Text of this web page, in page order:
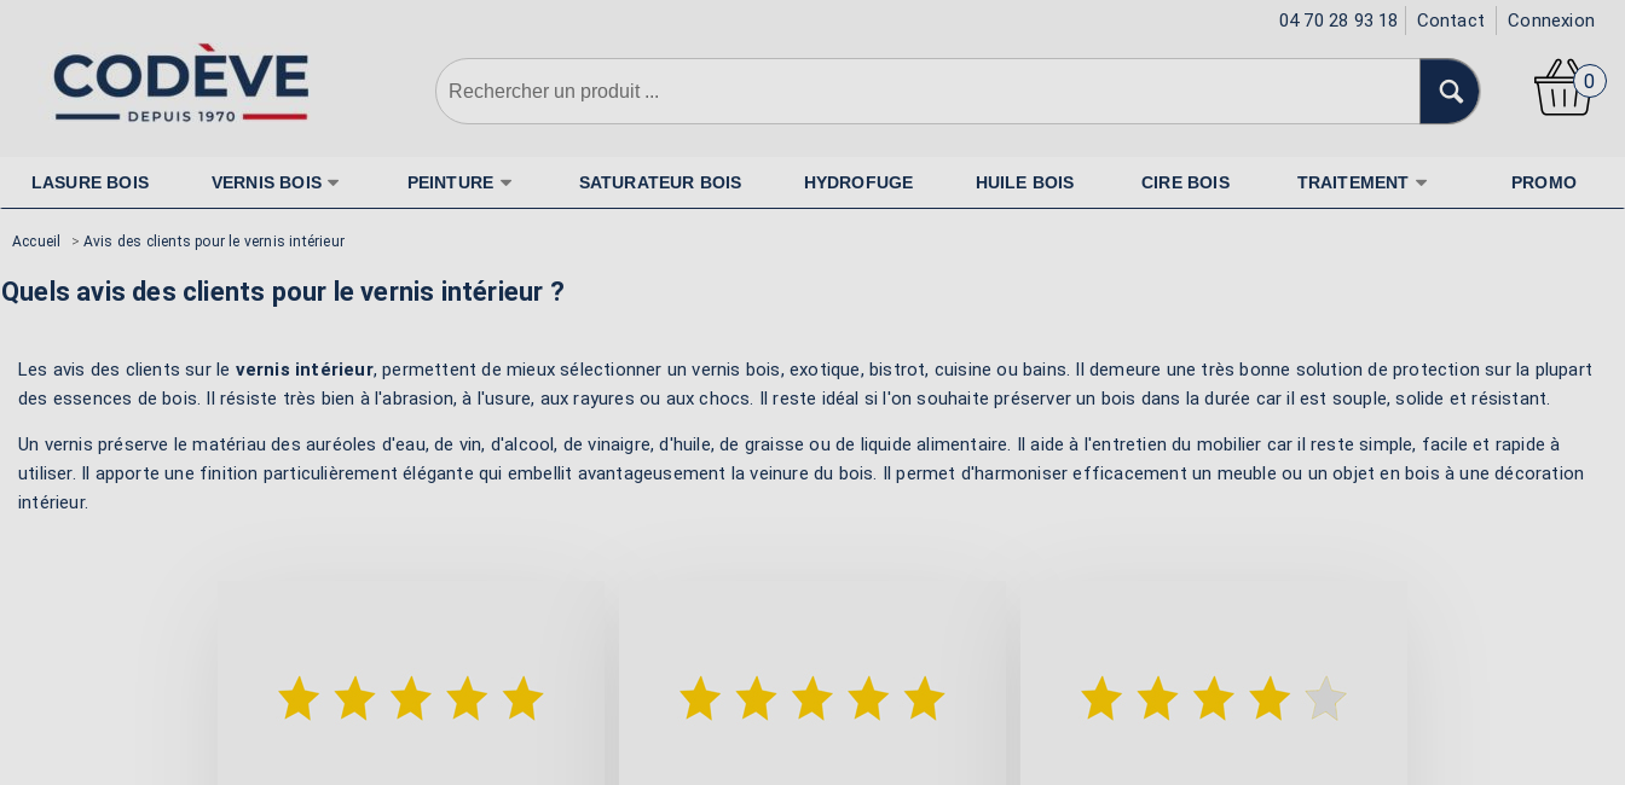
04 70 28 93 18 Contact Connexion
0
LASURE BOIS VERNIS BOIS PEINTURE SATURATEUR BOIS HYDROFUGE HUILE BOIS CIRE BOIS TRAITEMENT PROMO
Accueil > Avis des clients pour le vernis intérieur
Quels avis des clients pour le vernis intérieur ?
Les avis des clients sur le vernis intérieur, permettent de mieux sélectionner un vernis bois, exotique, bistrot, cuisine ou bains. Il demeure une très bonne solution de protection sur la plupart
des essences de bois. Il résiste très bien à l'abrasion, à l'usure, aux rayures ou aux chocs. Il reste idéal si l'on souhaite préserver un bois dans la durée car il est souple, solide et résistant.
Un vernis préserve le matériau des auréoles d'eau, de vin, d'alcool, de vinaigre, d'huile, de graisse ou de liquide alimentaire. Il aide à l'entretien du mobilier car il reste simple, facile et rapide à
utiliser. Il apporte une finition particulièrement élégante qui embellit avantageusement la veinure du bois. Il permet d'harmoniser efficacement un meuble ou un objet en bois à une décoration
intérieur.